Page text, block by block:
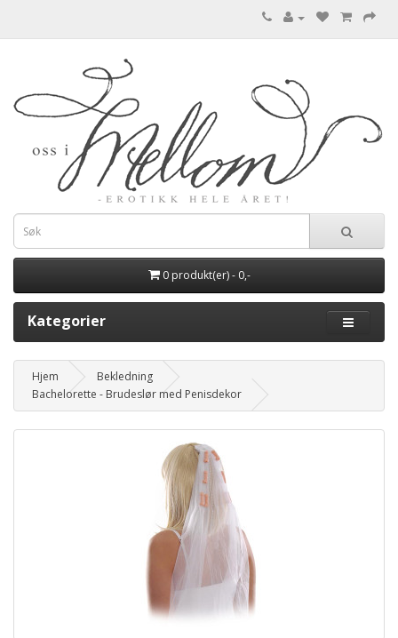
0 produkt(er) - 0,-
Kategorier
Hjem
Bekledning
Bachelorette - Brudeslør med Penisdekor